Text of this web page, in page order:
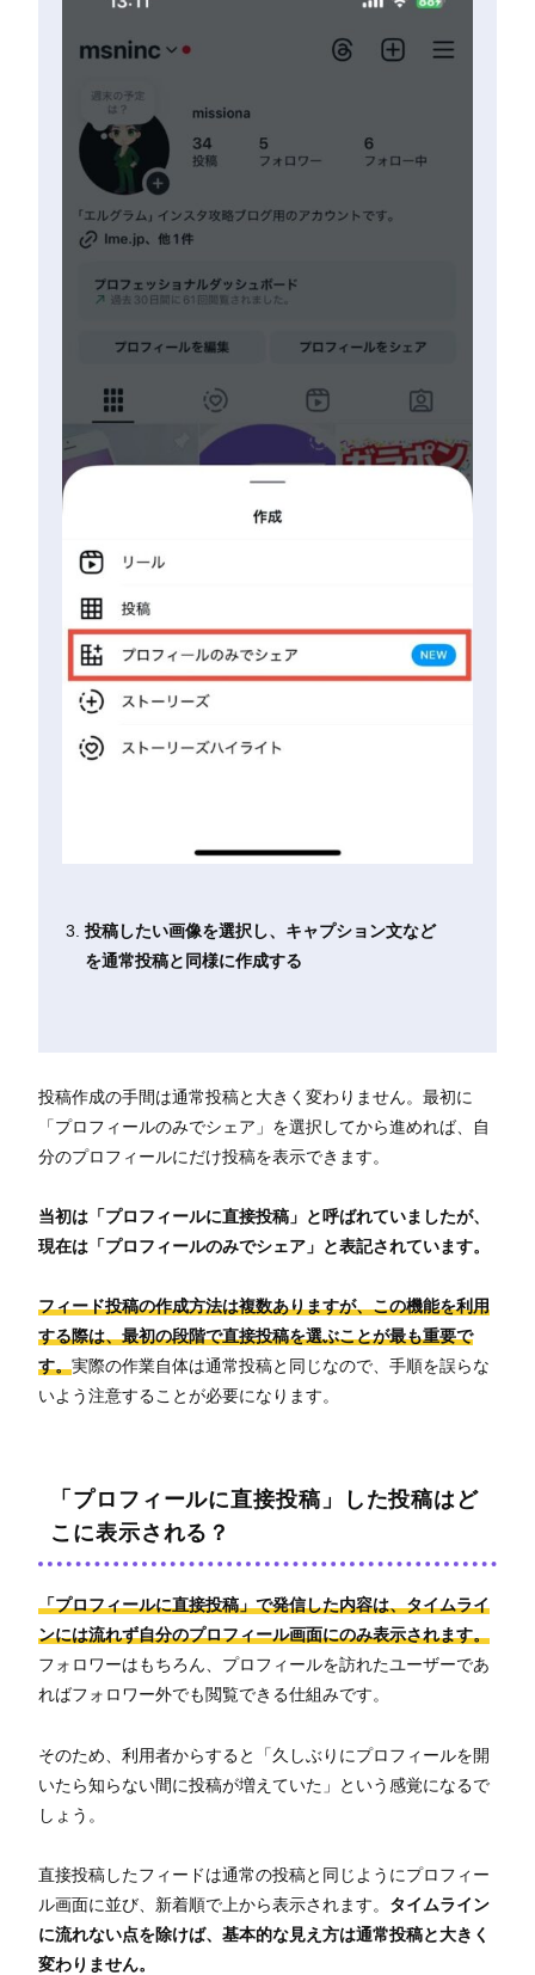
投稿したい画像を選択し、キャプション文など
を通常投稿と同様に作成する
投稿作成の手間は通常投稿と大きく変わりません。最初に
「プロフィールのみでシェア」を選択してから進めれば、自
分のプロフィールにだけ投稿を表示できます。
当初は「プロフィールに直接投稿」と呼ばれていましたが、
現在は「プロフィールのみでシェア」と表記されています。
フィード投稿の作成方法は複数ありますが、この機能を利用
する際は、最初の段階で直接投稿を選ぶことが最も重要で
す。実際の作業自体は通常投稿と同じなので、手順を誤らな
いよう注意することが必要になります。
「プロフィールに直接投稿」した投稿はど
こに表示される？
「プロフィールに直接投稿」で発信した内容は、タイムライ
ンには流れず自分のプロフィール画面にのみ表示されます。
フォロワーはもちろん、プロフィールを訪れたユーザーであ
ればフォロワー外でも閲覧できる仕組みです。
そのため、利用者からすると「久しぶりにプロフィールを開
いたら知らない間に投稿が増えていた」という感覚になるで
しょう。
直接投稿したフィードは通常の投稿と同じようにプロフィー
ル画面に並び、新着順で上から表示されます。 タイムライン
に流れない点を除けば、基本的な見え方は通常投稿と大きく
変わりません。